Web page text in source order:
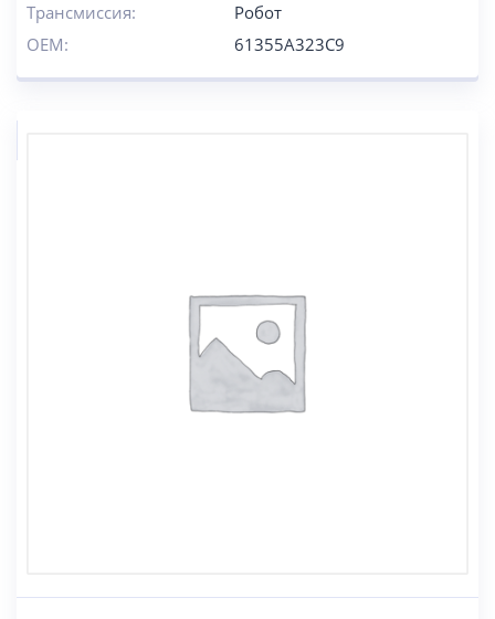
Трансмиссия:
Робот
OEM:
61355A323C9